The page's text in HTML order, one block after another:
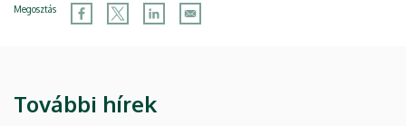
Megosztás
További hírek